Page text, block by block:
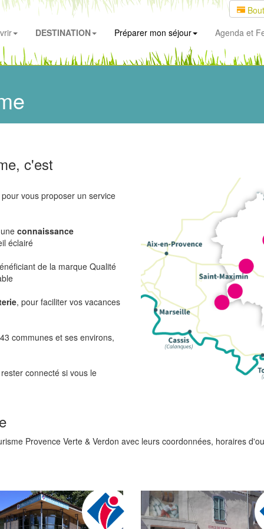
DESTINATION Préparer mon séjour Agenda et
c'est
vous proposer un service
connaissance
éclairé
de la marque Qualité
, pour faciliter vos vacances
communes et ses environs,
connecté si vous le
Provence Verte & Verdon avec leurs coordonnées, horaires